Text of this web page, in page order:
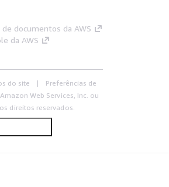
de documentos da AWS
da AWS
do site
Preferências de
Web Services, Inc. ou
direitos reservados.